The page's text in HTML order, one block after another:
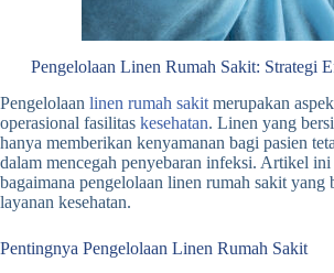
Pengelolaan Linen Rumah Sakit: Strategi
Pengelolaan linen rumah sakit merupakan
operasional fasilitas kesehatan. Linen yang
hanya memberikan kenyamanan bagi pasien
dalam mencegah penyebaran infeksi. Artikel ini
bagaimana pengelolaan linen rumah sakit yang
layanan kesehatan.
Pentingnya Pengelolaan Linen Rumah Sakit